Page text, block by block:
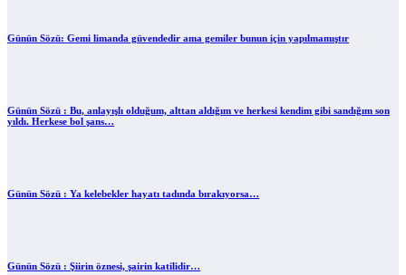
Günün Sözü: Gemi limanda güvendedir ama gemiler bunun için yapılmamıştır
Günün Sözü : Bu, anlayışlı olduğum, alttan aldığım ve herkesi kendim gibi sandığım son
yıldı. Herkese bol şans…
Günün Sözü : Ya kelebekler hayatı tadında bırakıyorsa…
Günün Sözü : Şiirin öznesi, şairin katilidir…